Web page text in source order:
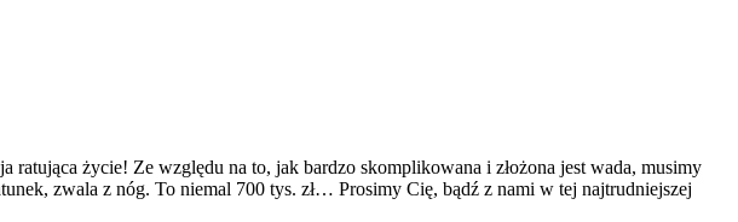
ratująca życie! Ze względu na to, jak bardzo skomplikowana i złożona jest wada, musimy
zwala z nóg. To niemal 700 tys. zł… Prosimy Cię, bądź z nami w tej najtrudniejszej